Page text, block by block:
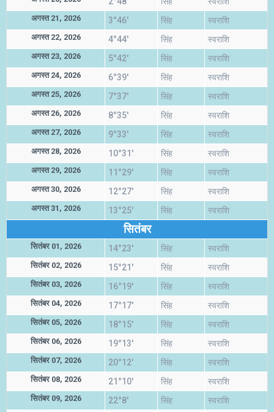
अगस्त 21, 2026 3°46' सिंह स्वराशि
अगस्त 22, 2026 4°44' सिंह स्वराशि
अगस्त 23, 2026 5°42' सिंह स्वराशि
अगस्त 24, 2026 6°39' सिंह स्वराशि
अगस्त 25, 2026 7°37' सिंह स्वराशि
अगस्त 26, 2026 8°35' सिंह स्वराशि
अगस्त 27, 2026 9°33' सिंह स्वराशि
अगस्त 28, 2026 10°31' सिंह स्वराशि
अगस्त 29, 2026 11°29' सिंह स्वराशि
अगस्त 30, 2026 12°27' सिंह स्वराशि
अगस्त 31, 2026 13°25' सिंह स्वराशि
सितंबर
सितंबर 01, 2026 14°23' सिंह स्वराशि
सितंबर 02, 2026 15°21' सिंह स्वराशि
सितंबर 03, 2026 16°19' सिंह स्वराशि
सितंबर 04, 2026 17°17' सिंह स्वराशि
सितंबर 05, 2026 18°15' सिंह स्वराशि
सितंबर 06, 2026 19°13' सिंह स्वराशि
सितंबर 07, 2026 20°12' सिंह स्वराशि
सितंबर 08, 2026 21°10' सिंह स्वराशि
सितंबर 09, 2026 22°8' सिंह स्वराशि